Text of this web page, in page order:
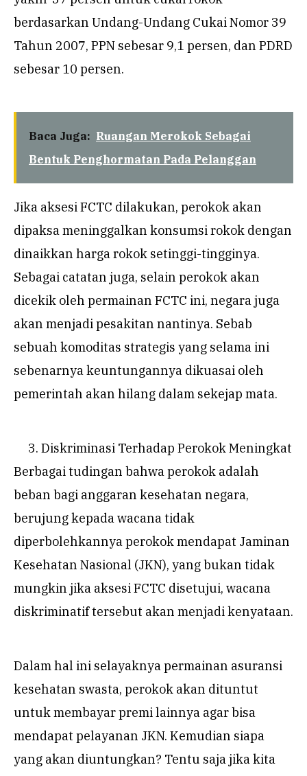
berdasarkan Undang-Undang Cukai Nomor 39
Tahun 2007, PPN sebesar 9,1 persen, dan PDRD
sebesar 10 persen.
Baca Juga: Ruangan Merokok Sebagai
Bentuk Penghormatan Pada Pelanggan
Jika aksesi FCTC dilakukan, perokok akan
dipaksa meninggalkan konsumsi rokok dengan
dinaikkan harga rokok setinggi-tingginya.
Sebagai catatan juga, selain perokok akan
dicekik oleh permainan FCTC ini, negara juga
akan menjadi pesakitan nantinya. Sebab
sebuah komoditas strategis yang selama ini
sebenarnya keuntungannya dikuasai oleh
pemerintah akan hilang dalam sekejap mata.
Diskriminasi Terhadap Perokok Meningkat
Berbagai tudingan bahwa perokok adalah
beban bagi anggaran kesehatan negara,
berujung kepada wacana tidak
diperbolehkannya perokok mendapat Jaminan
Kesehatan Nasional (JKN), yang bukan tidak
mungkin jika aksesi FCTC disetujui, wacana
diskriminatif tersebut akan menjadi kenyataan.
Dalam hal ini selayaknya permainan asuransi
kesehatan swasta, perokok akan dituntut
untuk membayar premi lainnya agar bisa
mendapat pelayanan JKN. Kemudian siapa
yang akan diuntungkan? Tentu saja jika kita